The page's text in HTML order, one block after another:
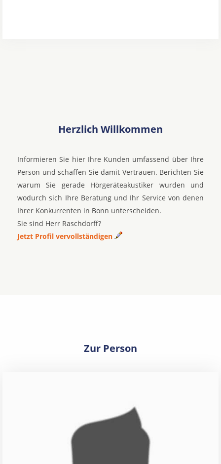
Herzlich Willkommen
Informieren Sie hier Ihre Kunden umfassend über Ihre
Person und schaffen Sie damit Vertrauen. Berichten Sie
warum Sie gerade Hörgeräteakustiker wurden und
wodurch sich Ihre Beratung und Ihr Service von denen
Ihrer Konkurrenten in Bonn unterscheiden.
Sie sind Herr Raschdorff?
Jetzt Profil vervollständigen
Zur Person